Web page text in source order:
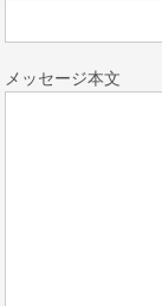
メッセージ本文